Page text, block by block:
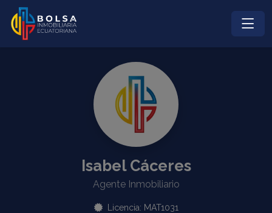
Isabel Cáceres
Agente Inmobiliario
Licencia: MAT1031